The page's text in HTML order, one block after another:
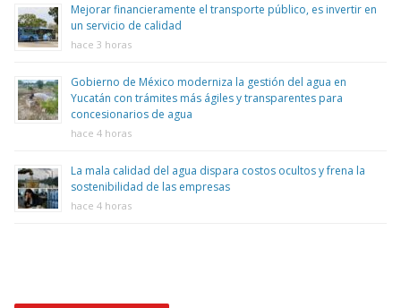
Mejorar financieramente el transporte público, es invertir en
un servicio de calidad
hace 3 horas
Gobierno de México moderniza la gestión del agua en
Yucatán con trámites más ágiles y transparentes para
concesionarios de agua
hace 4 horas
La mala calidad del agua dispara costos ocultos y frena la
sostenibilidad de las empresas
hace 4 horas